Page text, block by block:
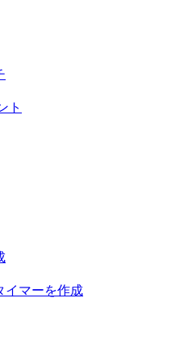
ト
イマーを作成